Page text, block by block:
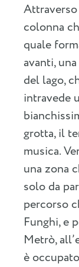
colonna
quale
avanti,
del lago,
intravede
grotta, il
musica.
una zona
solo da
percorso
Funghi, e
Metrò,
è